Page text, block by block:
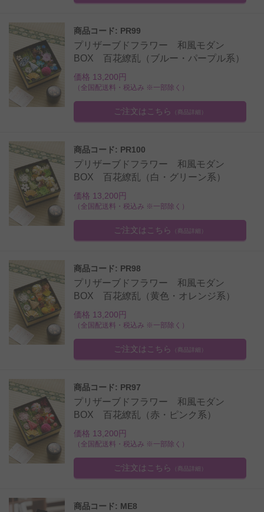
商品コード: PR99
プリザーブドフラワー 和風モダン
BOX 百花繚乱（ブルー・パープル系）
価格 13,200円
（全国配送料・税込み ※一部除く）
ご注文はこちら （商品詳細）
商品コード: PR100
プリザーブドフラワー 和風モダン
BOX 百花繚乱（白・グリーン系）
価格 13,200円
（全国配送料・税込み ※一部除く）
ご注文はこちら （商品詳細）
商品コード: PR98
プリザーブドフラワー 和風モダン
BOX 百花繚乱（黄色・オレンジ系）
価格 13,200円
（全国配送料・税込み ※一部除く）
ご注文はこちら （商品詳細）
商品コード: PR97
プリザーブドフラワー 和風モダン
BOX 百花繚乱（赤・ピンク系）
価格 13,200円
（全国配送料・税込み ※一部除く）
ご注文はこちら （商品詳細）
商品コード: ME8